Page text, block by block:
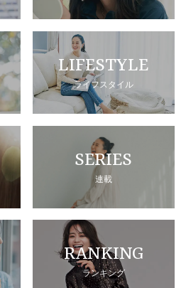
LIFESTYLE
ライフスタイル
SERIES
連載
RANKING
ランキング